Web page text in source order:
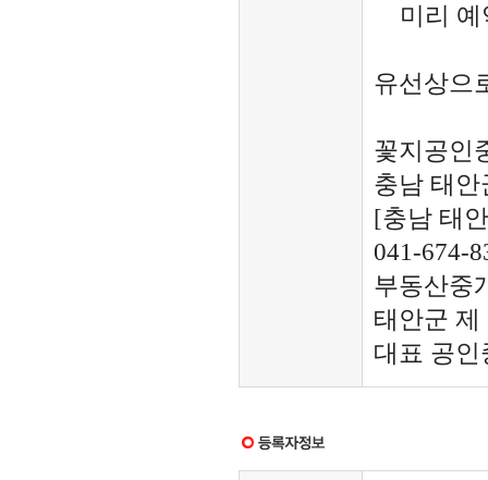
미리 예
유선상으
꽃지공인
충남 태
[충남 태
041-674-
부동산중
태안군 제
대표 공